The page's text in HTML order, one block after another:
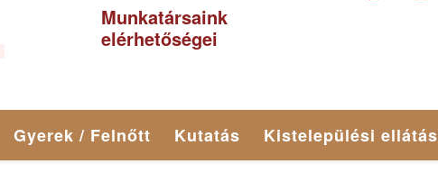
Munkatársaink
elérhetőségei
Gyerek / Felnőtt Kutatás Kistelepülési ellátás